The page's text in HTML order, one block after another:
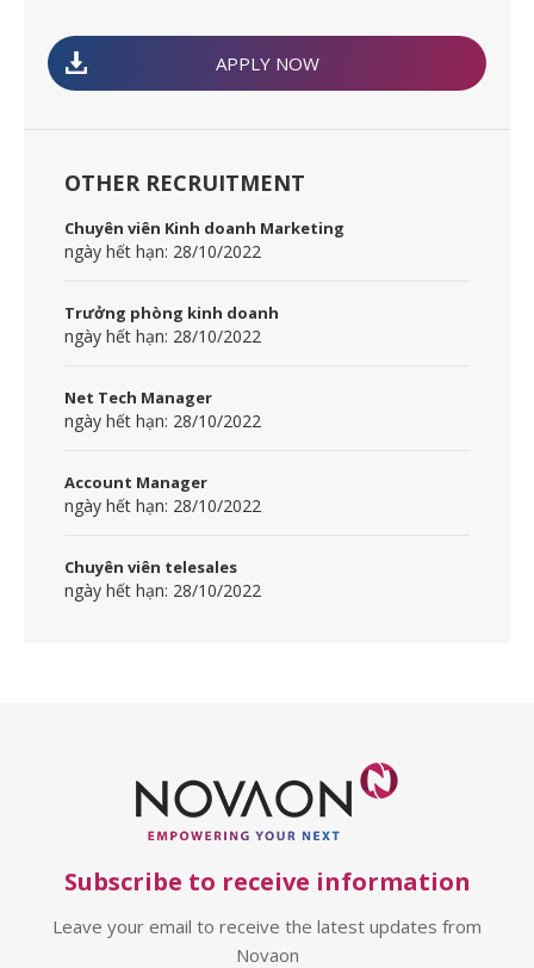
APPLY NOW
OTHER RECRUITMENT
Chuyên viên Kinh doanh Marketing
ngày hết hạn: 28/10/2022
Trưởng phòng kinh doanh
ngày hết hạn: 28/10/2022
Net Tech Manager
ngày hết hạn: 28/10/2022
Account Manager
ngày hết hạn: 28/10/2022
Chuyên viên telesales
ngày hết hạn: 28/10/2022
Subscribe to receive information
Leave your email to receive the latest updates from
Novaon